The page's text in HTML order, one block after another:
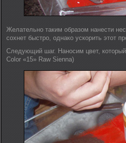
Желательно таким образом нанести
сохнет быстро, однако ускорить этот
Следующий шаг. Наносим цвет,
Color «15» Raw Sienna)